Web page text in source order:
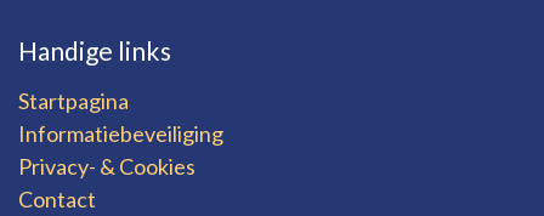
Handige links
Startpagina
Informatiebeveiliging
Privacy- & Cookies
Contact